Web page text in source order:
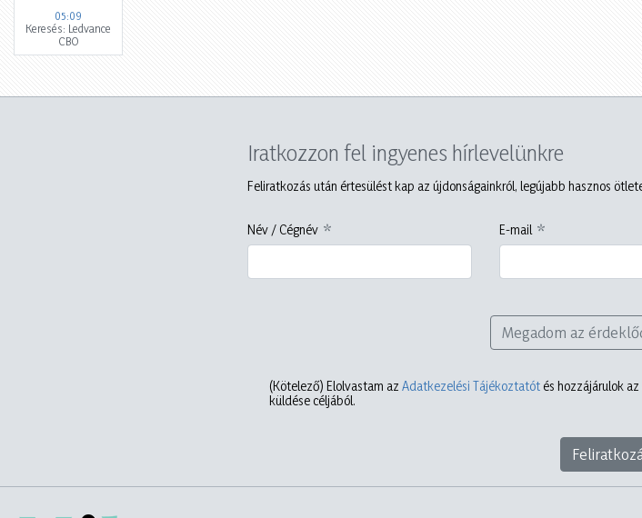
05:09
Keresés: Ledvance
CBO
Iratkozzon fel ingyenes hírlevelünkre
Feliratkozás után értesülést kap az újdonságainkról, legújabb hasznos
Név / Cégnév E-mail
Megadom az
(Kötelező) Elolvastam az Adatkezelési Tájékoztatót és hozzájárulok
küldése céljából.